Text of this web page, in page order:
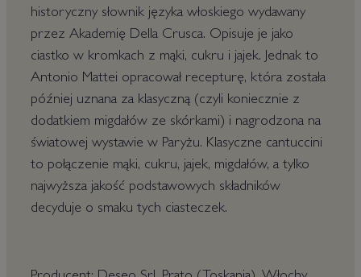
historyczny słownik języka włoskiego wydawany
przez Akademię Della Crusca. Opisuje je jako
ciastko w kromkach z mąki, cukru i jajek. Jednak to
Antonio Mattei opracował recepturę, która została
później uznana za klasyczną (czyli koniecznie z
dodatkiem migdałów ze skórkami) i nagrodzona na
światowej wystawie w Paryżu. Klasyczne cantuccini
to połączenie mąki, cukru, jajek, migdałów, a tylko
najwyższa jakość podstawowych składników
decyduje o smaku tych ciasteczek.